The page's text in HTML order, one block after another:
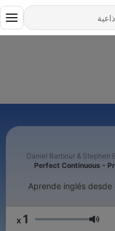
Daniel Barbour & Stephen
Perfect Continuous -
Aprende inglés
مستوى الصوت 1